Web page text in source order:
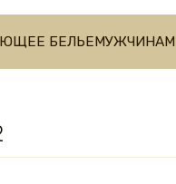
БЕЛЬЕМУЖЧИНАМ